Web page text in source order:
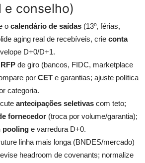
e conselho)
o calendário de saídas (13º, férias,
aging real de recebíveis, crie conta
D+0/D+1.
RFP de giro (bancos, FIDC, marketplace
por CET e garantias; ajuste política
categoria.
antecipações seletivas com teto;
fornecedor (troca por volume/garantia);
pooling e varredura D+0.
linha mais longa (BNDES/mercado)
headroom de covenants; normalize